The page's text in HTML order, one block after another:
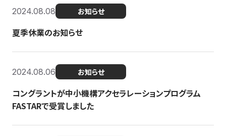
2024.08.08 お知らせ
夏季休業のお知らせ
2024.08.06 お知らせ
コングラントが中小機構アクセラレーションプログラム
FASTARで受賞しました